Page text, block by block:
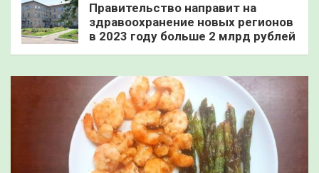
Правительство направит на
здравоохранение новых регионов
в 2023 году больше 2 млрд рублей